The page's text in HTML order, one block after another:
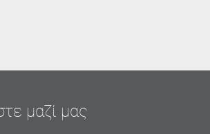
μαζί μας